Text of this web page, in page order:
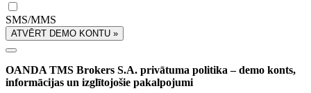
SMS/MMS
ATVĒRT DEMO KONTU »
OANDA TMS Brokers S.A. privātuma politika – demo konts,
informācijas un izglītojošie pakalpojumi